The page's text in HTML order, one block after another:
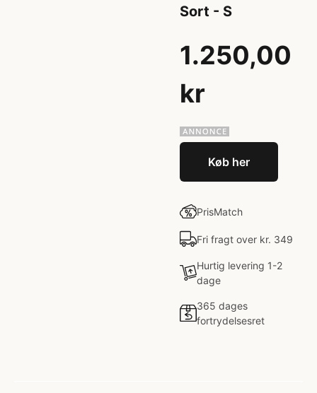
Sort - S
1.250,00
kr
Køb her
PrisMatch
Fri fragt over kr. 349
Hurtig levering 1-2
dage
365 dages
fortrydelsesret